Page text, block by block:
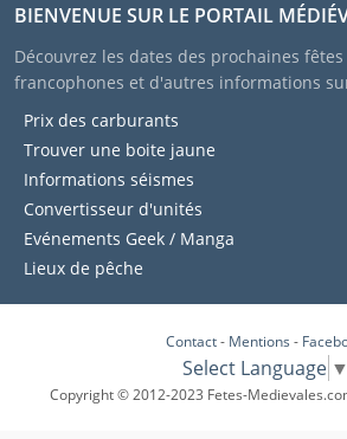
BIENVENUE SUR LE PORTAIL
Découvrez les dates des prochaines
francophones et d'autres informations
Prix des carburants
Trouver une boite jaune
Informations séismes
Convertisseur d'unités
Evénements Geek / Manga
Lieux de pêche
Contact- Mentions -
Select Language ▼
Copyright © 2012-2023 Fetes-